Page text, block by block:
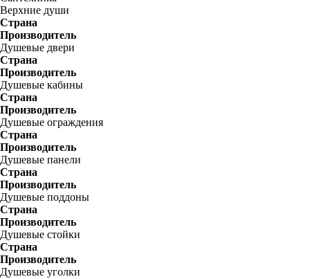
Верхние души
Страна
Производитель
Душевые двери
Страна
Производитель
Душевые кабины
Страна
Производитель
Душевые ограждения
Страна
Производитель
Душевые панели
Страна
Производитель
Душевые поддоны
Страна
Производитель
Душевые стойки
Страна
Производитель
Душевые уголки